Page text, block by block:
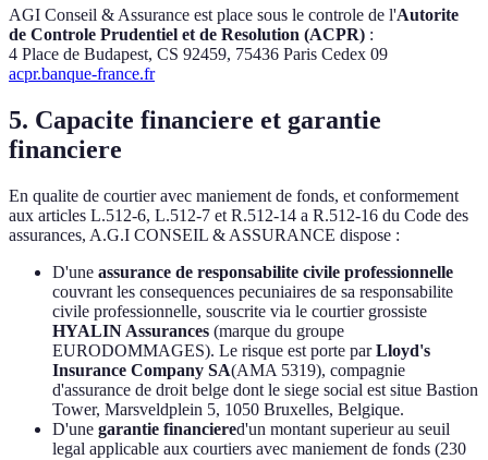
AGI Conseil & Assurance est place sous le controle de l'Autorite
de Controle Prudentiel et de Resolution (ACPR) :
4 Place de Budapest, CS 92459, 75436 Paris Cedex 09
acpr.banque-france.fr
5. Capacite financiere et garantie
financiere
En qualite de courtier avec maniement de fonds, et conformement
aux articles L.512-6, L.512-7 et R.512-14 a R.512-16 du Code des
assurances, A.G.I CONSEIL & ASSURANCE dispose :
D'une assurance de responsabilite civile professionnelle
couvrant les consequences pecuniaires de sa responsabilite
civile professionnelle, souscrite via le courtier grossiste
HYALIN Assurances (marque du groupe
EURODOMMAGES). Le risque est porte parLloyd's
Insurance Company SA(AMA 5319), compagnie
d'assurance de droit belge dont le siege social est situe Bastion
Tower, Marsveldplein 5, 1050 Bruxelles, Belgique.
D'une garantie financiered'un montant superieur au seuil
legal applicable aux courtiers avec maniement de fonds (230